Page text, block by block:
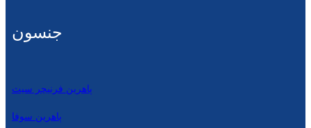
جنسون
ٻاهرين فرنيچر سيٽ
ٻاهرين سوفا